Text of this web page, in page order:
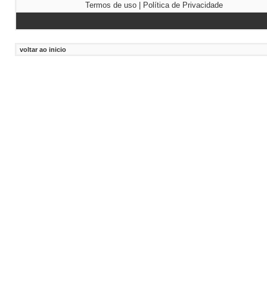
Termos de uso| Política de Privacidade
voltar ao inicio